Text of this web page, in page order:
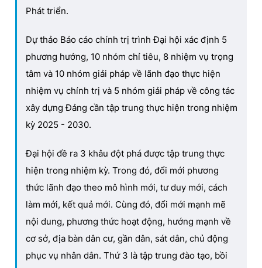
Phát triển.
Dự thảo Báo cáo chính trị trình Đại hội xác định 5
phương hướng, 10 nhóm chỉ tiêu, 8 nhiệm vụ trọng
tâm và 10 nhóm giải pháp về lãnh đạo thực hiện
nhiệm vụ chính trị và 5 nhóm giải pháp về công tác
xây dựng Đảng cần tập trung thực hiện trong nhiệm
kỳ 2025 - 2030.
Đại hội đề ra 3 khâu đột phá được tập trung thực
hiện trong nhiệm kỳ. Trong đó, đổi mới phương
thức lãnh đạo theo mô hình mới, tư duy mới, cách
làm mới, kết quả mới. Cùng đó, đổi mới mạnh mẽ
nội dung, phương thức hoạt động, hướng mạnh về
cơ sở, địa bàn dân cư, gần dân, sát dân, chủ động
phục vụ nhân dân. Thứ 3 là tập trung đào tạo, bồi